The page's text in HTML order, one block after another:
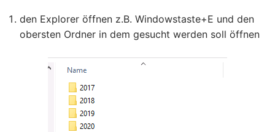
den Explorer öffnen z.B. Windowstaste+E und den
obersten Ordner in dem gesucht werden soll öffnen